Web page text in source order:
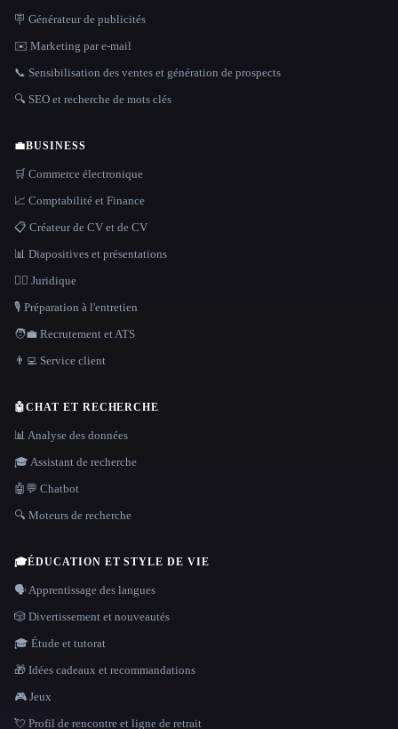
🪧 Générateur de publicités
✉️ Marketing par e-mail
📞 Sensibilisation des ventes et génération de prospects
🔍 SEO et recherche de mots clés
💼BUSINESS
🛒 Commerce électronique
📈 Comptabilité et Finance
📋 Créateur de CV et de CV
📊 Diapositives et présentations
👩‍⚖️ Juridique
🎙️ Préparation à l'entretien
🧑‍💼 Recrutement et ATS
👨‍💻 Service client
🤖CHAT ET RECHERCHE
📊 Analyse des données
🎓 Assistant de recherche
🤖💬 Chatbot
🔍 Moteurs de recherche
🎓ÉDUCATION ET STYLE DE VIE
🗣️ Apprentissage des langues
🎲 Divertissement et nouveautés
🎓 Étude et tutorat
🎁 Idées cadeaux et recommandations
🎮 Jeux
💘 Profil de rencontre et ligne de retrait